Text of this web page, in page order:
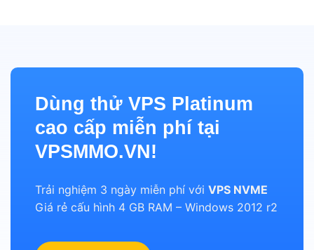
Dùng thử VPS Platinum
cao cấp miễn phí tại
VPSMMO.VN!
Trải nghiệm 3 ngày miễn phí với VPS NVME
Giá rẻ cấu hình 4 GB RAM – Windows 2012 r2